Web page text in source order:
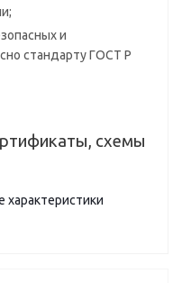
и
стандарту ГОСТ Р
схемы
характеристики